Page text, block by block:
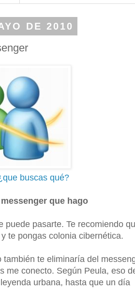
DE 2010
buscas qué?
que hago
puede pasarte. Te recomiendo
te pongas colonia cibernética.
te eliminaría del
me conecto. Según Peula, eso
urbana, hasta que un día